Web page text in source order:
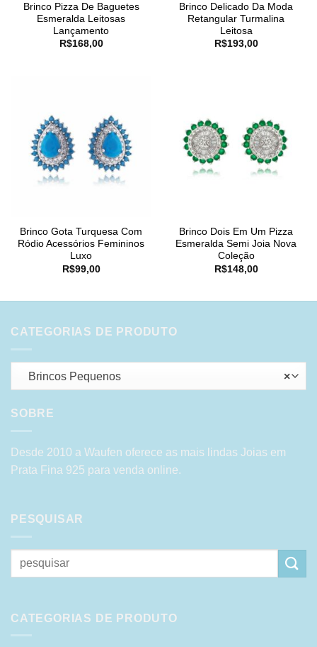
Brinco Pizza De Baguetes
Esmeralda Leitosas
Lançamento
R$168,00
Brinco Delicado Da Moda
Retangular Turmalina
Leitosa
R$193,00
Brinco Gota Turquesa Com
Ródio Acessórios Femininos
Luxo
R$99,00
Brinco Dois Em Um Pizza
Esmeralda Semi Joia Nova
Coleção
R$148,00
CATEGORIAS DE PRODUTO
×
Brincos Pequenos
SOBRE
Desde 2010 a Waufen oferece as mais lindas Joias em
Prata Fina 925 para venda online.
PESQUISAR
Pesquisar
por:
CATEGORIAS DE PRODUTO